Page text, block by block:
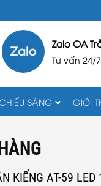
Zalo OA
Tư vấn 24/
SÁNG GIỚI
KIẾNG AT-59 LED